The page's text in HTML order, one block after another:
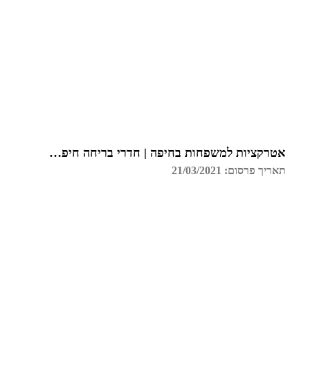
אטרקציות למשפחות בחיפה | חדרי בריחה חיפה | גלדיאטור
תאריך פרסום: 21/03/2021